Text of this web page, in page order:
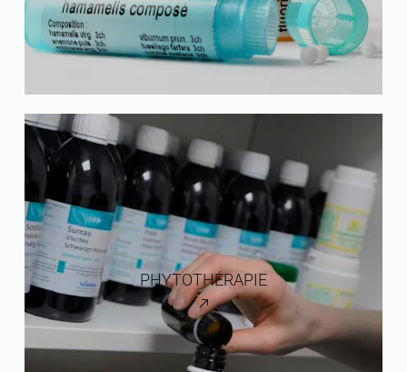
PHYTOTHÉRAPIE